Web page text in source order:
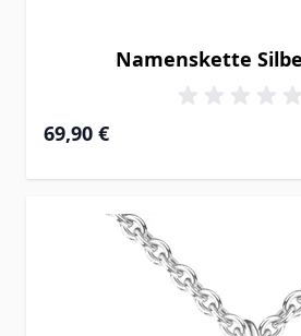
Namenskette
69,90 €